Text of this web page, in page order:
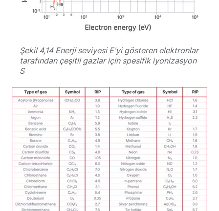
Şekil 4,14 Enerji seviyesi E'yi gösteren elektronlar
tarafından çeşitli gazlar için spesifik iyonizasyon
S